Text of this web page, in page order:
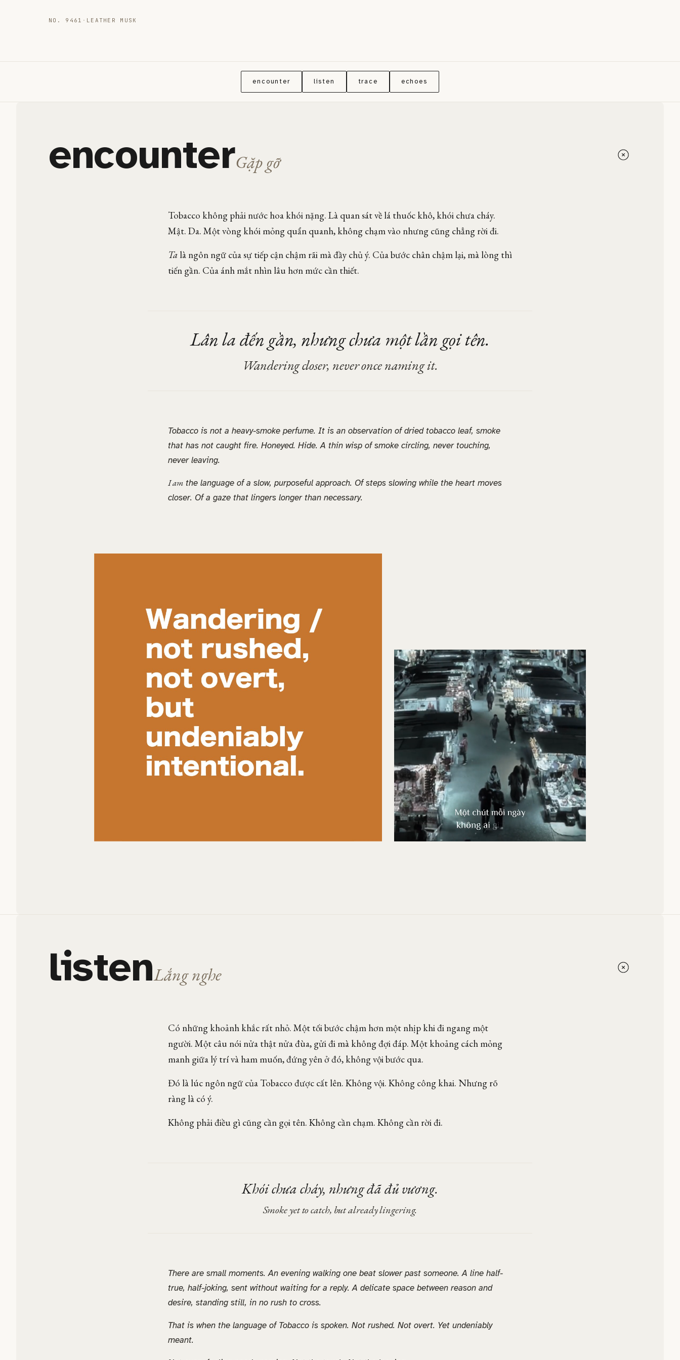
NO. 9461 · LEATHER MUSK
encounter listen trace echoes
encounterGặp gỡ
Tobacco không phải nước hoa khói nặng. Là quan sát về lá thuốc khô, khói chưa cháy.
Mật. Da. Một vòng khói mỏng quẩn quanh, không chạm vào nhưng cũng chẳng rời đi.
Ta là ngôn ngữ của sự tiếp cận chậm rãi mà đầy chủ ý. Của bước chân chậm lại, mà lòng thì
tiến gần. Của ánh mắt nhìn lâu hơn mức cần thiết.
Lân la đến gần, nhưng chưa một lần gọi tên.
Wandering closer, never once naming it.
Tobacco is not a heavy-smoke perfume. It is an observation of dried tobacco leaf, smoke
that has not caught fire. Honeyed. Hide. A thin wisp of smoke circling, never touching,
never leaving.
I am the language of a slow, purposeful approach. Of steps slowing while the heart moves
closer. Of a gaze that lingers longer than necessary.
listenLắng nghe
Có những khoảnh khắc rất nhỏ. Một tối bước chậm hơn một nhịp khi đi ngang một
người. Một câu nói nửa thật nửa đùa, gửi đi mà không đợi đáp. Một khoảng cách mỏng
manh giữa lý trí và ham muốn, đứng yên ở đó, không vội bước qua.
Đó là lúc ngôn ngữ của Tobacco được cất lên. Không vội. Không công khai. Nhưng rõ
ràng là có ý.
Không phải điều gì cũng cần gọi tên. Không cần chạm. Không cần rời đi.
Khói chưa cháy, nhưng đã đủ vương.
Smoke yet to catch, but already lingering.
There are small moments. An evening walking one beat slower past someone. A line half-
true, half-joking, sent without waiting for a reply. A delicate space between reason and
desire, standing still, in no rush to cross.
That is when the language of Tobacco is spoken. Not rushed. Not overt. Yet undeniably
meant.